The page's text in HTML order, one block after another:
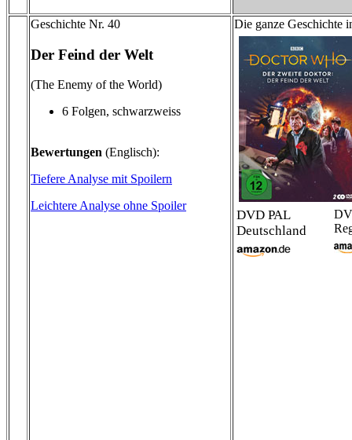
Geschichte Nr. 40
Der Feind der Welt
(The Enemy of the World)
6 Folgen, schwarzweiss
Bewertungen (Englisch):
Tiefere Analyse mit Spoilern
Leichtere Analyse ohne Spoiler
Die ganze Geschichte
DVD PAL
Deutschland